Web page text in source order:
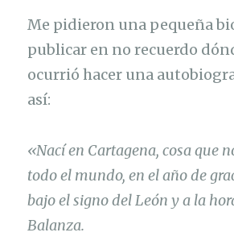
Me pidieron una pequeña
publicar en no recuerdo
ocurrió hacer una
así:
«Nací en Cartagena, cosa que
todo el mundo, en el año de
bajo el signo del León y a la
Balanza.